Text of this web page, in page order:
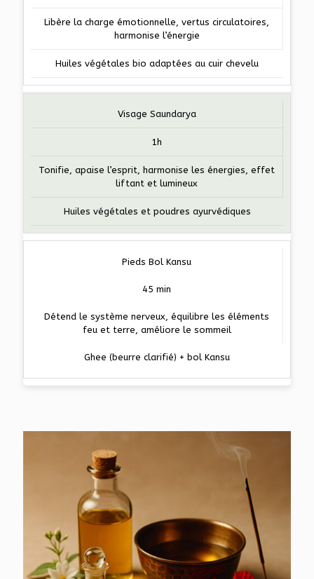
Libère la charge émotionnelle, vertus circulatoires,
harmonise l’énergie
Huiles végétales bio adaptées au cuir chevelu
Visage Saundarya
1h
Tonifie, apaise l’esprit, harmonise les énergies, effet
liftant et lumineux
Huiles végétales et poudres ayurvédiques
Pieds Bol Kansu
45 min
Détend le système nerveux, équilibre les éléments
feu et terre, améliore le sommeil
Ghee (beurre clarifié) + bol Kansu